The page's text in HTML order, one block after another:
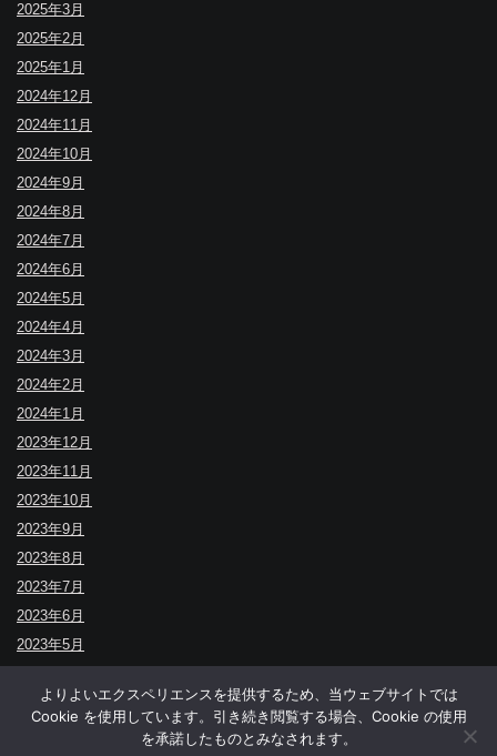
2025年3月
2025年2月
2025年1月
2024年12月
2024年11月
2024年10月
2024年9月
2024年8月
2024年7月
2024年6月
2024年5月
2024年4月
2024年3月
2024年2月
2024年1月
2023年12月
2023年11月
2023年10月
2023年9月
2023年8月
2023年7月
2023年6月
2023年5月
よりよいエクスペリエンスを提供するため、当ウェブサイトでは
Cookie を使用しています。引き続き閲覧する場合、Cookie の使用
を承諾したものとみなされます。